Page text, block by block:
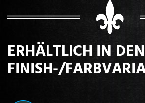
ERHÄLTLICH IN DEN
FINISH-/